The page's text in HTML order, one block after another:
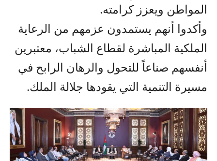
المواطن ويعزز كرامته.
وأكدوا أنهم يستمدون عزمهم من الرعاية
الملكية المباشرة لقطاع الشباب، معتبرين
أنفسهم صناعاً للتحول والرهان الرابح في
مسيرة التنمية التي يقودها جلالة الملك.